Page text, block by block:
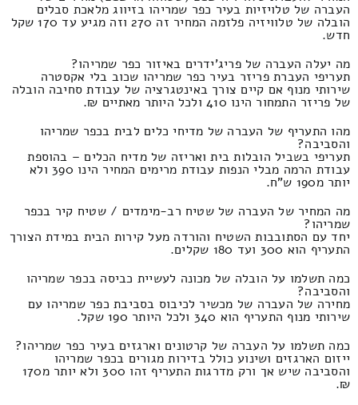
העברה של טלויזיות בעיר כפר שמריהו בזיווג מלאכת סבלים
הובלה של טלוויזיה פלזמה המחיר זה 270 וזה מגיע עד 170 שקל
חדש.
מה יעלה העברה של פריג'ידרים באיזור כפר שמריהו?
תעריפי העברת פריזר בעיר כפר שמריהו שכוב בלי אקסטרה
שירותי מנוף אם קיים צורך באינטגרציה של עבודת סחיבה הובלה
של פריזר התמחור הינו 410 ולכל היותר מאתיים ₪.
מהו התעריף של העברה של מדיחי כלים לבית בכפר שמריהו
והסביבה?
תעריפי בשביל הובלות בית ואריזה של מדיח הכלים – בהוספת
עבודת הרמה מבלי הנפות עבודת מרימים המחיר הינו 390 ולא
יותר מ190 ש"ח.
מה המחיר של העברה של שטיח רב-מימדים / שטיח קיר בכפר
שמריהו?
יחד עם הסתובבות השטיח והורדה מעל קירות הבית במידת הצורך
התעריף הוא 300 ועד 180 שקלים.
כמה תשלמו על הובלה של מכונה לעשיית כביסה בכפר שמריהו
והסביבה?
מחירה של העברה של מכשיר לכיבוס בסביבת כפר שמריהו עם
שירותי מנוף התעריף הוא 340 ולכל היותר 190 שקל.
כמה תשלמו על העברה של קרטונים וארגזים בעיר כפר שמריהו?
ייזום הארגזים ושינוע כולל בדירות מגורים בכפר שמריהו
והסביבה שיש אך ורק מדרגות התעריף זהו 300 ולא יותר מ170
₪.